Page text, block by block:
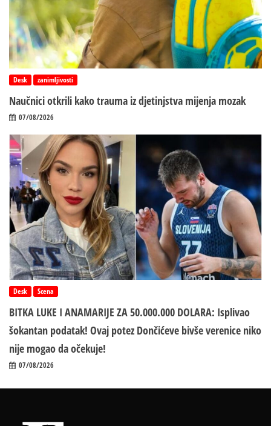
Desk zanimljivosti
Naučnici otkrili kako trauma iz d‌jetinjstva mijenja mozak
07/08/2026
Desk Scena
BITKA LUKE I ANAMARIJE ZA 50.000.000 DOLARA: Isplivao
šokantan podatak! Ovaj potez Dončićeve bivše verenice niko
nije mogao da očekuje!
07/08/2026